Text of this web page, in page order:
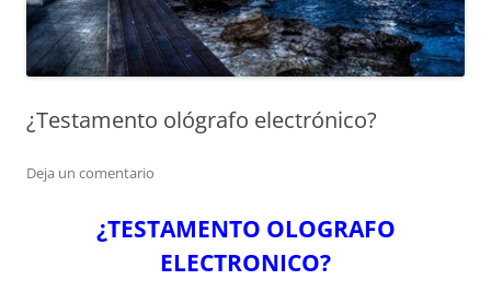
¿Testamento ológrafo electrónico?
Deja un comentario
¿TESTAMENTO OLOGRAFO
ELECTRONICO?